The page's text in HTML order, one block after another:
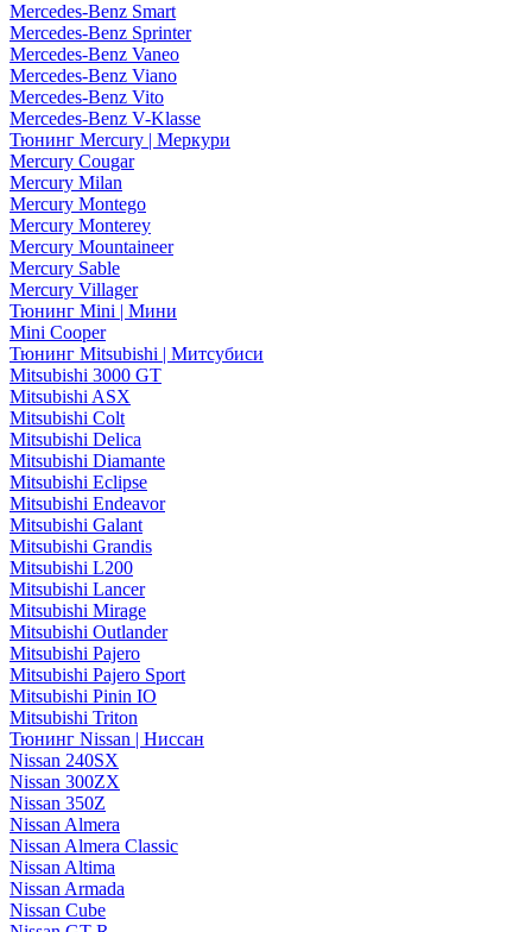
Mercedes-Benz Smart
Mercedes-Benz Sprinter
Mercedes-Benz Vaneo
Mercedes-Benz Viano
Mercedes-Benz Vito
Mercedes-Benz V-Klasse
Тюнинг Mercury | Меркури
Mercury Cougar
Mercury Milan
Mercury Montego
Mercury Monterey
Mercury Mountaineer
Mercury Sable
Mercury Villager
Тюнинг Mini | Мини
Mini Cooper
Тюнинг Mitsubishi | Митсубиси
Mitsubishi 3000 GT
Mitsubishi ASX
Mitsubishi Colt
Mitsubishi Delica
Mitsubishi Diamante
Mitsubishi Eclipse
Mitsubishi Endeavor
Mitsubishi Galant
Mitsubishi Grandis
Mitsubishi L200
Mitsubishi Lancer
Mitsubishi Mirage
Mitsubishi Outlander
Mitsubishi Pajero
Mitsubishi Pajero Sport
Mitsubishi Pinin IO
Mitsubishi Triton
Тюнинг Nissan | Ниссан
Nissan 240SX
Nissan 300ZX
Nissan 350Z
Nissan Almera
Nissan Almera Classic
Nissan Altima
Nissan Armada
Nissan Cube